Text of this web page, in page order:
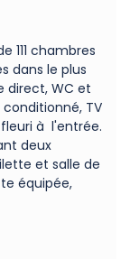
111 chambres
dans le plus
direct, WC et
TV
à l'entrée.
deux
et salle de
équipée,